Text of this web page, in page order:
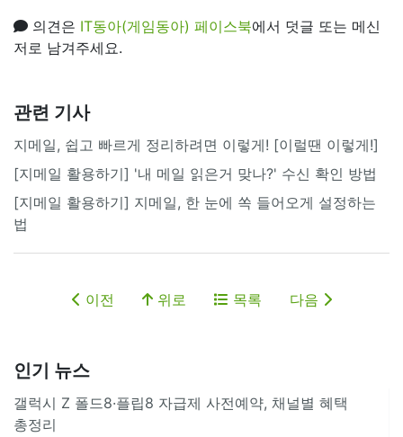
의견은 IT동아(게임동아) 페이스북에서 덧글 또는 메신
저로 남겨주세요.
관련 기사
지메일, 쉽고 빠르게 정리하려면 이렇게! [이럴땐 이렇게!]
[지메일 활용하기] '내 메일 읽은거 맞나?' 수신 확인 방법
[지메일 활용하기] 지메일, 한 눈에 쏙 들어오게 설정하는
법
이전 위로 목록 다음
인기 뉴스
갤럭시 Z 폴드8·플립8 자급제 사전예약, 채널별 혜택
총정리